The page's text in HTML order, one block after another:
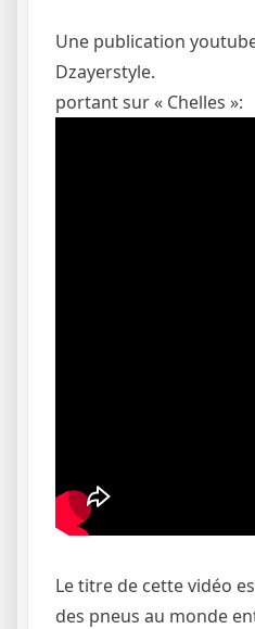
Une publication
Dzayerstyle.
portant sur « Chelles »:
Le titre de cette vidéo
des pneus au monde